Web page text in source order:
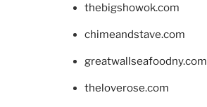
thebigshowok.com
chimeandstave.com
greatwallseafoodny.com
theloverose.com